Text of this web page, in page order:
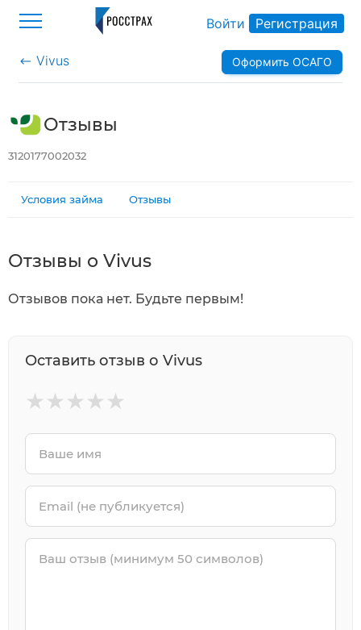
Войти Регистрация
Vivus
> Оформить ОСАГО
Отзывы
3120177002032
Условия займа Отзывы
Отзывы о Vivus
Отзывов пока нет. Будьте первым!
Оставить отзыв о Vivus
★
★
★
★
★